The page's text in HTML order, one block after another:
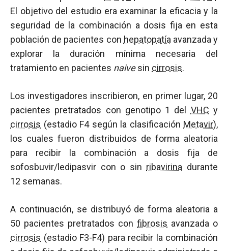
El objetivo del estudio era examinar la eficacia y la
seguridad de la combinación a dosis fija en esta
población de pacientes con hepatopatía avanzada y
explorar la duración mínima necesaria del
tratamiento en pacientes naivesin cirrosis.
Los investigadores inscribieron, en primer lugar, 20
pacientes pretratados con genotipo 1 del VHC y
cirrosis (estadio F4 según la clasificación Metavir),
los cuales fueron distribuidos de forma aleatoria
para recibir la combinación a dosis fija de
sofosbuvir/ledipasvir con o sin ribavirina durante
12 semanas.
A continuación, se distribuyó de forma aleatoria a
50 pacientes pretratados con fibrosis avanzada o
cirrosis (estadio F3-F4) para recibir la combinación